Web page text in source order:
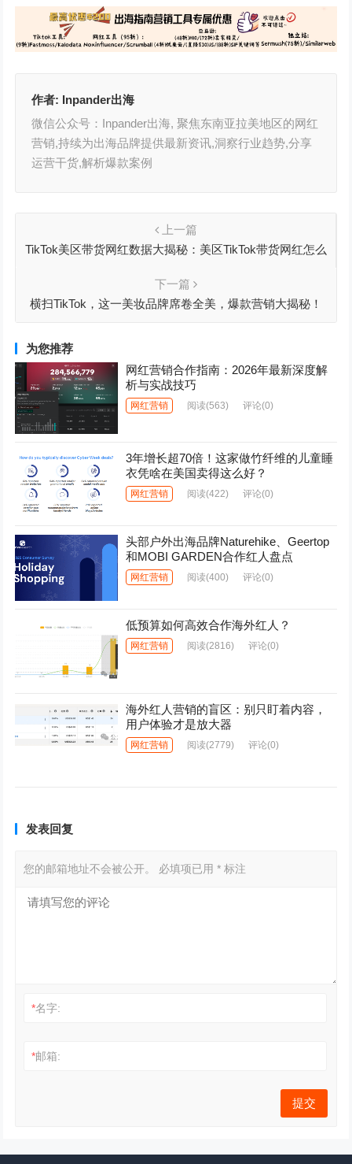
作者: Inpander出海
微信公众号：Inpander出海, 聚焦东南亚拉美地区的网红
营销,持续为出海品牌提供最新资讯,洞察行业趋势,分享
运营干货,解析爆款案例
上一篇
TikTok美区带货网红数据大揭秘：美区TikTok带货网红怎么
下一篇
横扫TikTok，这一美妆品牌席卷全美，爆款营销大揭秘！
为您推荐
网红营销合作指南：2026年最新深度解
析与实战技巧
网红营销 阅读(563) 评论(0)
3年增长超70倍！这家做竹纤维的儿童睡
衣凭啥在美国卖得这么好？
网红营销 阅读(422) 评论(0)
头部户外出海品牌Naturehike、Geertop
和MOBI GARDEN合作红人盘点
网红营销 阅读(400) 评论(0)
低预算如何高效合作海外红人？
网红营销 阅读(2816) 评论(0)
海外红人营销的盲区：别只盯着内容，
用户体验才是放大器
网红营销 阅读(2779) 评论(0)
发表回复
您的邮箱地址不会被公开。 必填项已用* 标注
*名字:
*邮箱: